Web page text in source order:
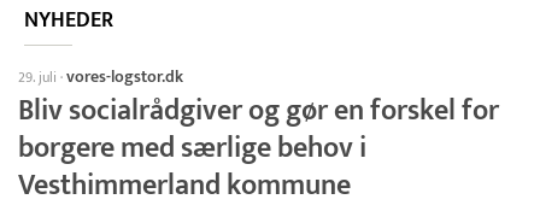
NYHEDER
29. juli ·vores-logstor.dk
Bliv socialrådgiver og gør en forskel for
borgere med særlige behov i
Vesthimmerland kommune